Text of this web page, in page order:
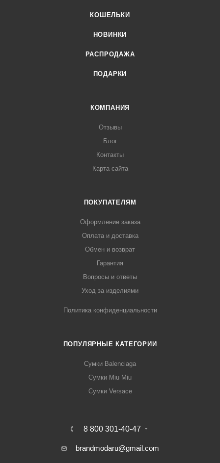
КОШЕЛЬКИ
НОВИНКИ
РАСПРОДАЖА
ПОДАРКИ
КОМПАНИЯ
Отзывы
Блог
Контакты
Карта сайта
ПОКУПАТЕЛЯМ
Оформление заказа
Оплата и доставка
Обмен и возврат
Гарантия
Вопросы и ответы
Уход за изделиями
Политика конфиденциальности
ПОПУЛЯРНЫЕ КАТЕГОРИИ
Сумки Balenciaga
Сумки Miu Miu
Сумки Versace
8 800 301-40-47
brandmodaru@gmail.com